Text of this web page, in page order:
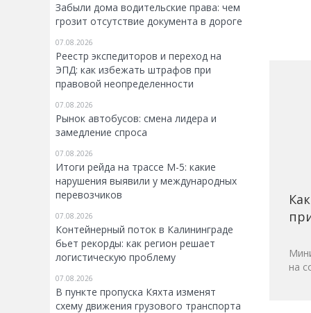
Забыли дома водительские права: чем
грозит отсутствие документа в дороге
07.08.2026
Реестр экспедиторов и переход на
ЭПД: как избежать штрафов при
правовой неопределенности
07.08.2026
Рынок автобусов: смена лидера и
замедление спроса
07.08.2026
Итоги рейда на трассе М-5: какие
нарушения выявили у международных
перевозчиков
07.08.2026
Контейнерный поток в Калининграде
бьет рекорды: как регион решает
логистическую проблему
07.08.2026
В пункте пропуска Кяхта изменят
схему движения грузового транспорта
на